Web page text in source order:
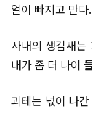
얼이 빠지고 만다.
사내의 생김새
내가 좀 더 나이
괴테는 넋이 나